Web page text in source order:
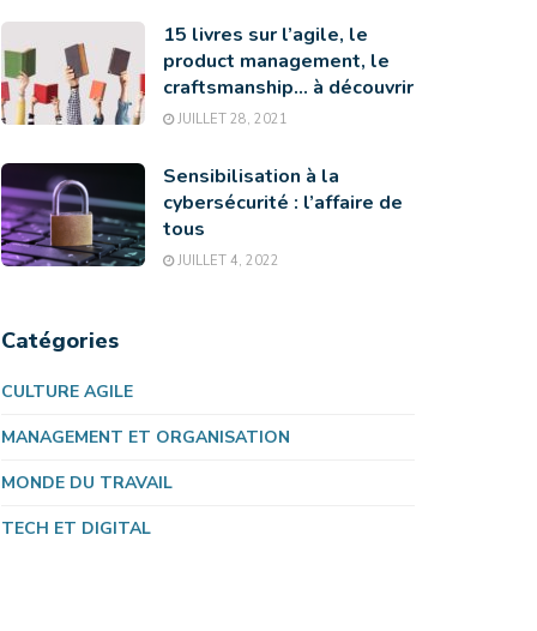
15 livres sur l’agile, le
product management, le
craftsmanship… à découvrir
JUILLET 28, 2021
Sensibilisation à la
cybersécurité : l’affaire de
tous
JUILLET 4, 2022
Catégories
CULTURE AGILE
MANAGEMENT ET ORGANISATION
MONDE DU TRAVAIL
TECH ET DIGITAL